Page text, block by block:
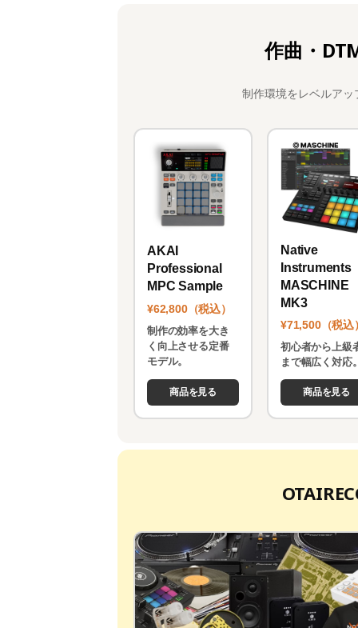
作曲・
制作環境をレベルア
AKAI
Professional
MPC Sample
¥62,800（税込）
制作の効率を大き
く向上させる定番
モデル。
商品を見る
Native
Instruments
MASCHINE
MK3
¥71,500（税込
初心者から上級
まで幅広く対応
商品を見る